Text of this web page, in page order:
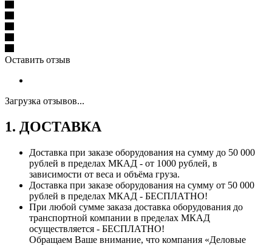
Оставить отзыв
Загрузка отзывов...
1. ДОСТАВКА
Доставка при заказе оборудования на сумму до 50 000
рублей в пределах МКАД - от 1000 рублей, в
зависимости от веса и объёма груза.
Доставка при заказе оборудования на сумму от 50 000
рублей в пределах МКАД - БЕСПЛАТНО!
При любой сумме заказа доставка оборудования до
транспортной компании в пределах МКАД
осуществляется - БЕСПЛАТНО!
Обращаем Ваше внимание, что компания «Деловые